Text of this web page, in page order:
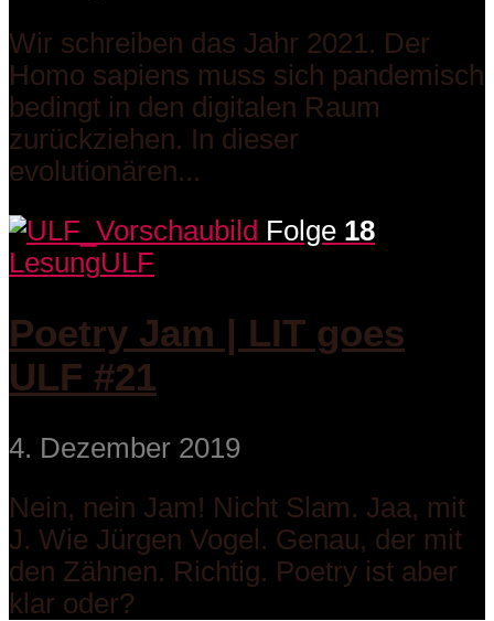
Wir schreiben das Jahr 2021. Der
Homo sapiens muss sich pandemisch
bedingt in den digitalen Raum
zurückziehen. In dieser
evolutionären...
Folge 18
LesungULF
Poetry Jam | LIT goes
ULF #21
4. Dezember 2019
Nein, nein Jam! Nicht Slam. Jaa, mit
J. Wie Jürgen Vogel. Genau, der mit
den Zähnen. Richtig. Poetry ist aber
klar oder?